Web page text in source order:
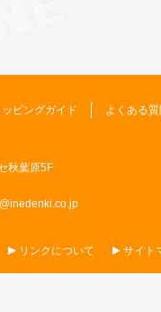
ッピングガイド よくある
秋葉原5F
リンクについて サイト